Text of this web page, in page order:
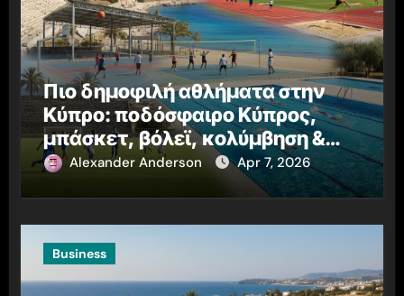
Πιο δημοφιλή αθλήματα στην
Κύπρο: ποδόσφαιρο Κύπρος,
μπάσκετ, βόλεϊ, κολύμβηση &
στίβος
Alexander Anderson Apr 7, 2026
Business